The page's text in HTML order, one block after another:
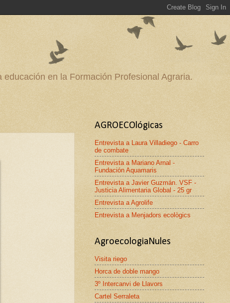
en la Formación Profesional Agraria.
AGROECOlógicas
Entrevista a Laura Villadiego - Carro
de combate
Entrevista a Mariano Arnal -
Fundación Aquamaris
Entrevista a Javier Guzmán. VSF -
Justicia Alimentaria Global - 25 gr
Entrevista a Agrolife
Entrevista a Menjadors ecològics
AgroecologiaNules
Visita riego
Horca de doble mango
3º Intercanvi de Llavors
Cartel Serraleta